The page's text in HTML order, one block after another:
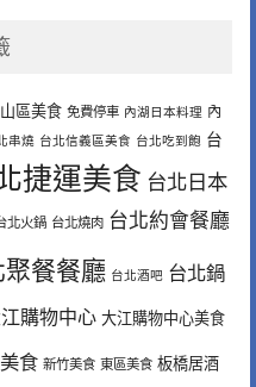
區美食 免費停車 內湖日本料理 內
串燒 台北信義區美食 台北吃到飽 台
捷運美食 台北日本
北火鍋 台北燒肉 台北約會餐廳
聚餐餐廳 台北酒吧 台北鍋
購物中心 大江購物中心美食
食 新竹美食 東區美食 板橋居酒